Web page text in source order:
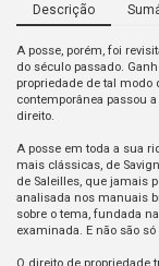
Descrição
A posse, porém, foi
do século passado.
propriedade de tal
contemporânea passou
direito.
A posse em toda a sua
mais clássicas, de
de Saleilles, que jamais
analisada nos manuais
sobre o tema, fundada
examinada. E não são
O direito de propriedade